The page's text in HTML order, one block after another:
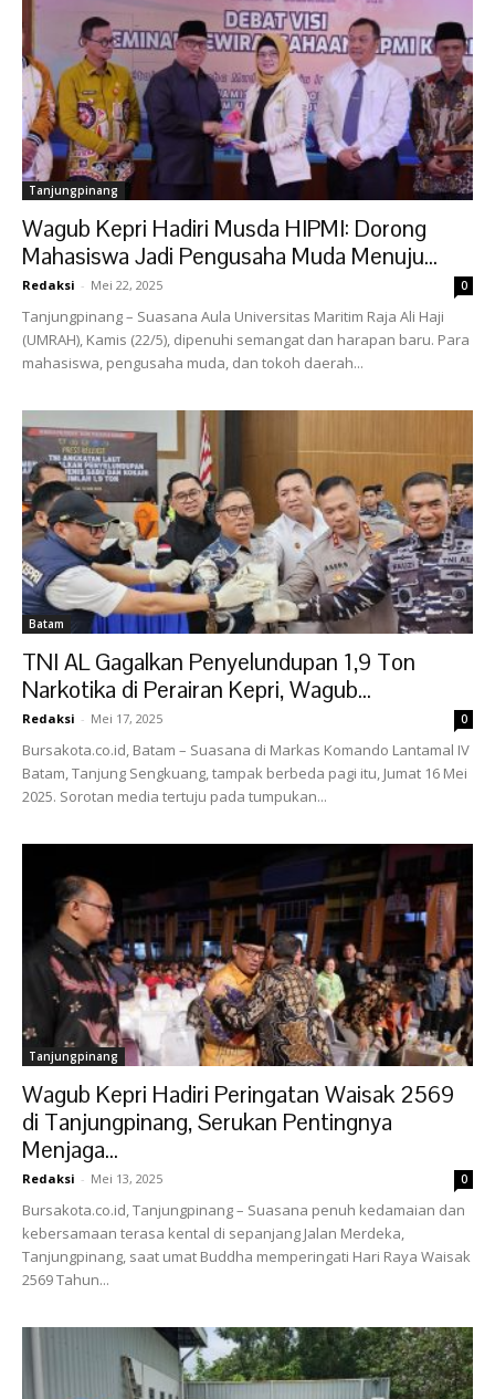
Tanjungpinang
Wagub Kepri Hadiri Musda HIPMI: Dorong
Mahasiswa Jadi Pengusaha Muda Menuju...
Redaksi - Mei 22, 2025 0
Tanjungpinang – Suasana Aula Universitas Maritim Raja Ali Haji
(UMRAH), Kamis (22/5), dipenuhi semangat dan harapan baru. Para
mahasiswa, pengusaha muda, dan tokoh daerah...
Batam
TNI AL Gagalkan Penyelundupan 1,9 Ton
Narkotika di Perairan Kepri, Wagub...
Redaksi - Mei 17, 2025 0
Bursakota.co.id, Batam – Suasana di Markas Komando Lantamal IV
Batam, Tanjung Sengkuang, tampak berbeda pagi itu, Jumat 16 Mei
2025. Sorotan media tertuju pada tumpukan...
Tanjungpinang
Wagub Kepri Hadiri Peringatan Waisak 2569
di Tanjungpinang, Serukan Pentingnya
Menjaga...
Redaksi - Mei 13, 2025 0
Bursakota.co.id, Tanjungpinang – Suasana penuh kedamaian dan
kebersamaan terasa kental di sepanjang Jalan Merdeka,
Tanjungpinang, saat umat Buddha memperingati Hari Raya Waisak
2569 Tahun...